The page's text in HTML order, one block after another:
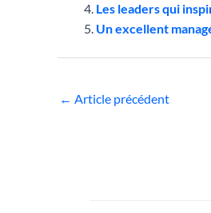
Les leaders qui
Un excellent
← Article précédent